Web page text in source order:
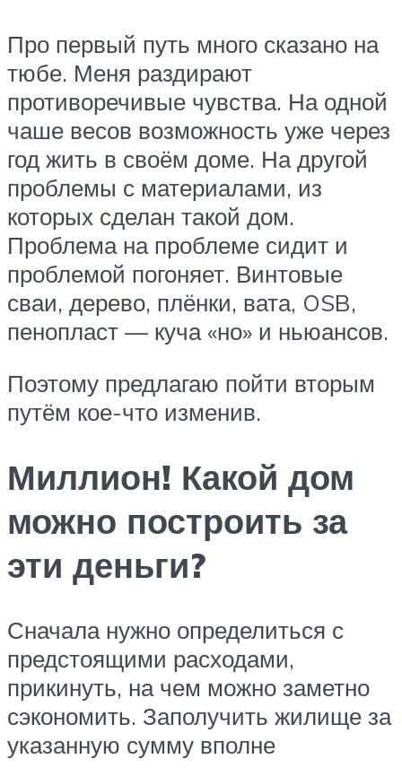
Про первый путь много сказано на
тюбе. Меня раздирают
противоречивые чувства. На одной
чаше весов возможность уже через
год жить в своём доме. На другой
проблемы с материалами, из
которых сделан такой дом.
Проблема на проблеме сидит и
проблемой погоняет. Винтовые
сваи, дерево, плёнки, вата, OSB,
пенопласт — куча «но» и ньюансов.
Поэтому предлагаю пойти вторым
путём кое-что изменив.
Миллион! Какой дом
можно построить за
эти деньги?
Сначала нужно определиться с
предстоящими расходами,
прикинуть, на чем можно заметно
сэкономить. Заполучить жилище за
указанную сумму вполне